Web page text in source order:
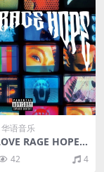
华语音乐
RAGE HOPE
2025/FLAC/分轨/
48kHz)
42 4